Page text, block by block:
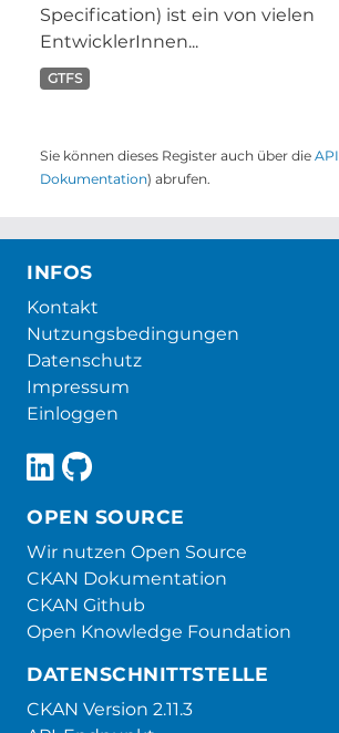
Specification) ist ein von vielen
EntwicklerInnen...
GTFS
Sie können dieses Register auch über die API
Dokumentation) abrufen.
INFOS
Kontakt
Nutzungsbedingungen
Datenschutz
Impressum
Einloggen
OPEN SOURCE
Wir nutzen Open Source
CKAN Dokumentation
CKAN Github
Open Knowledge Foundation
DATENSCHNITTSTELLE
CKAN Version 2.11.3